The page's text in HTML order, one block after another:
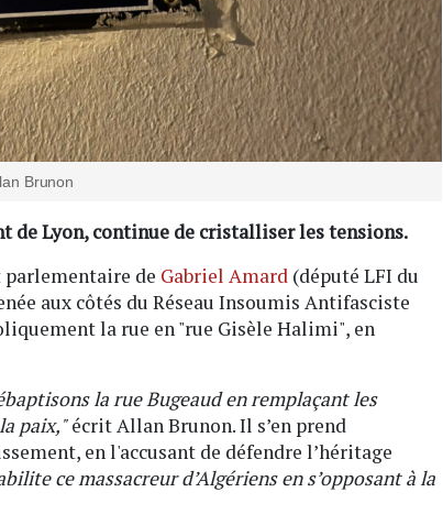
Brunon
de Lyon, continue de cristalliser les tensions.
parlementaire de Gabriel Amard (député LFI du
aux côtés du Réseau Insoumis Antifasciste
la rue en "rue Gisèle Halimi", en
la rue Bugeaud en remplaçant les
paix,"écrit Allan Brunon. Il s’en prend
en l'accusant de défendre l’héritage
ce massacreur d’Algériens en s’opposant à la